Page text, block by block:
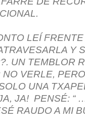
LEÍ
Y
UN TEMBLOR
NO VERLE,
UNA
JA! PENSÉ:
RAUDO A MI